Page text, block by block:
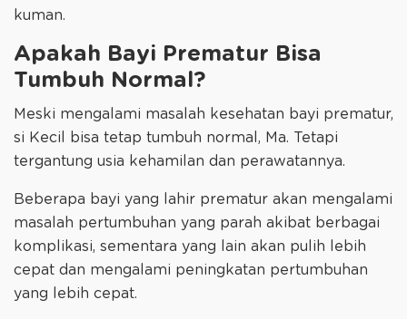
kuman.
Apakah Bayi Prematur Bisa
Tumbuh Normal?
Meski mengalami masalah kesehatan bayi prematur,
si Kecil bisa tetap tumbuh normal, Ma. Tetapi
tergantung usia kehamilan dan perawatannya.
Beberapa bayi yang lahir prematur akan mengalami
masalah pertumbuhan yang parah akibat berbagai
komplikasi, sementara yang lain akan pulih lebih
cepat dan mengalami peningkatan pertumbuhan
yang lebih cepat.